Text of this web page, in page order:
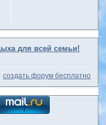
для всей семьи!
создать форум бесплатно